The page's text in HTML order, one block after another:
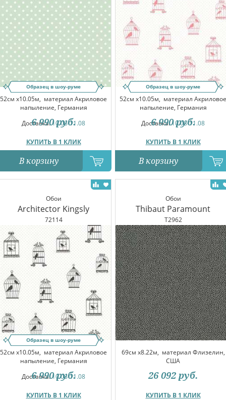
Образец в шоу-руме
52см x10.05м, материал Акриловое
напыление, Германия
Доставка:10.08-11.08
КУПИТЬ В 1 КЛИК
6 990 руб.
В корзину
Образец в шоу-руме
52см x10.05м, материал Акриловое
напыление, Германия
Доставка:10.08-11.08
КУПИТЬ В 1 КЛИК
6 990 руб.
В корзину
Обои
Architector Kingsly
72114
Образец в шоу-руме
52см x10.05м, материал Акриловое
напыление, Германия
Доставка:10.08-11.08
КУПИТЬ В 1 КЛИК
6 990 руб.
Обои
Thibaut Paramount
T2962
69см x8.22м, материал Флизелин,
США
КУПИТЬ В 1 КЛИК
26 092 руб.